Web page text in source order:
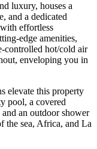
luxury, houses a
and a dedicated
effortless
edge amenities,
controlled hot/cold air
enveloping you in
elevate this property
pool, a covered
an outdoor shower
sea, Africa, and La